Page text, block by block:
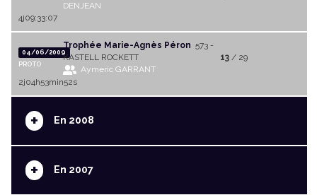
DENJEAN
4j09:33:07
04/06/2009
PROTO
Trophée Marie-Agnès Péron 573 -
KASTELL ROCKETT
Aymeric GARRANT
13/ 29
2j04h53min52s
+ En 2008
+ En 2007